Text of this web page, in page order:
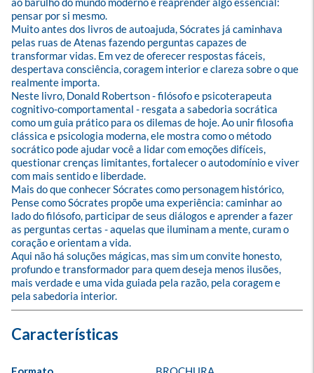
pensar por si mesmo.
Muito antes dos livros de autoajuda, Sócrates já caminhava
pelas ruas de Atenas fazendo perguntas capazes de
transformar vidas. Em vez de oferecer respostas fáceis,
despertava consciência, coragem interior e clareza sobre o que
realmente importa.
Neste livro, Donald Robertson - filósofo e psicoterapeuta
cognitivo-comportamental - resgata a sabedoria socrática
como um guia prático para os dilemas de hoje. Ao unir filosofia
clássica e psicologia moderna, ele mostra como o método
socrático pode ajudar você a lidar com emoções difíceis,
questionar crenças limitantes, fortalecer o autodomínio e viver
com mais sentido e liberdade.
Mais do que conhecer Sócrates como personagem histórico,
Pense como Sócrates propõe uma experiência: caminhar ao
lado do filósofo, participar de seus diálogos e aprender a fazer
as perguntas certas - aquelas que iluminam a mente, curam o
coração e orientam a vida.
Aqui não há soluções mágicas, mas sim um convite honesto,
profundo e transformador para quem deseja menos ilusões,
mais verdade e uma vida guiada pela razão, pela coragem e
pela sabedoria interior.